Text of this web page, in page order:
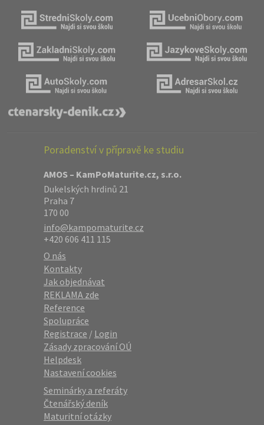
Poradenství v přípravě ke studiu
AMOS – KamPoMaturite.cz, s.r.o.
Dukelských hrdinů 21
Praha 7
170 00
info@kampomaturite.cz
+420 606 411 115
O nás
Kontakty
Jak objednávat
REKLAMA zde
Reference
Spolupráce
Registrace / Login
Zásady zpracování OÚ
Helpdesk
Nastavení cookies
Seminárky a referáty
Čtenářský deník
Maturitní otázky